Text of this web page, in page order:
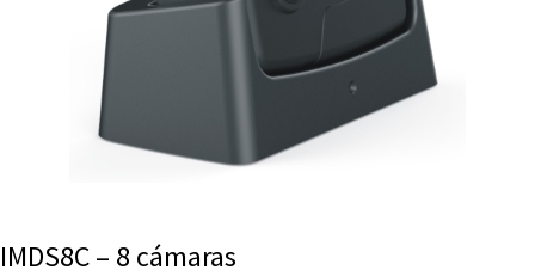
IMDS8C – 8 cámaras